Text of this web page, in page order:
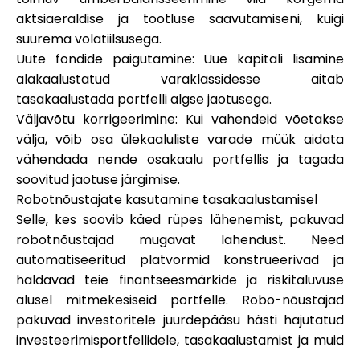
aktsiaeraldise ja tootluse saavutamiseni, kuigi
suurema volatiilsusega.
Uute fondide paigutamine: Uue kapitali lisamine
alakaalustatud varaklassidesse aitab
tasakaalustada portfelli algse jaotusega.
Väljavõtu korrigeerimine: Kui vahendeid võetakse
välja, võib osa ülekaaluliste varade müük aidata
vähendada nende osakaalu portfellis ja tagada
soovitud jaotuse järgimise.
Robotnõustajate kasutamine tasakaalustamisel
Selle, kes soovib käed rüpes lähenemist, pakuvad
robotnõustajad mugavat lahendust. Need
automatiseeritud platvormid konstrueerivad ja
haldavad teie finantseesmärkide ja riskitaluvuse
alusel mitmekesiseid portfelle. Robo-nõustajad
pakuvad investoritele juurdepääsu hästi hajutatud
investeerimisportfellidele, tasakaalustamist ja muid